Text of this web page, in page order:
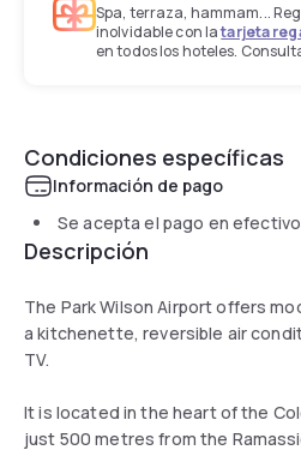
Spa, terraza, hammam...
inolvidable con latarjeta
en todos los hoteles.
Condiciones específicas
Información de pago
Se acepta el pago en
Descripción
The Park Wilson Airport offers
a kitchenette, reversible air
TV.
It is located in the heart of the
just 500 metres from the